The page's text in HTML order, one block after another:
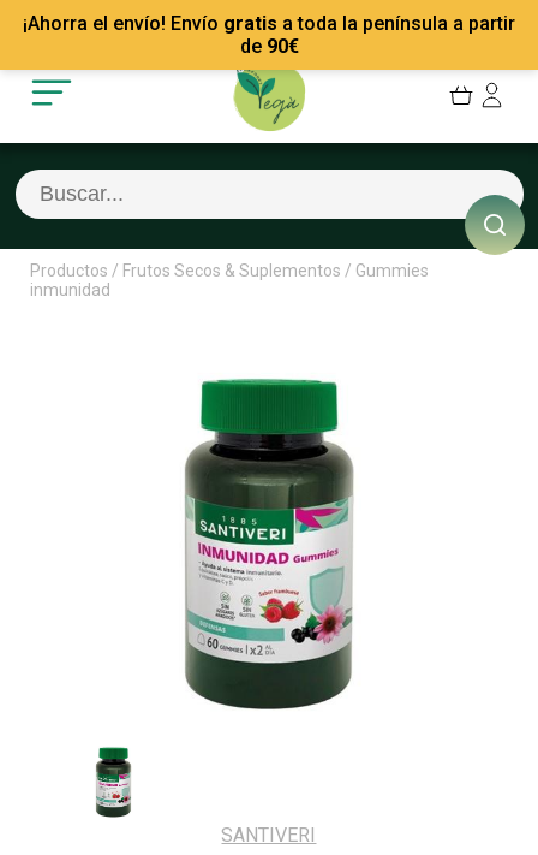
¡Ahorra el envío! Envío gratis a toda la península a partir
de 90€
Mis Pedidos
Mis favoritos
Cerrar sesión
Recetas
Empresas
Contacto
Productos / Frutos Secos & Suplementos / Gummies
inmunidad
SANTIVERI